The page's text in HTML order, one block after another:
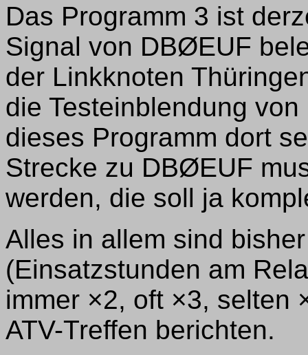
Das Programm 3 ist
Signal von DBØEUF
der Linkknoten
die Testeinblendung
dieses Programm dort
Strecke zu DBØEUF
werden, die soll ja
Alles in allem sind
(Einsatzstunden am
immer ×2, oft ×3, selten
ATV-Treffen berichten.